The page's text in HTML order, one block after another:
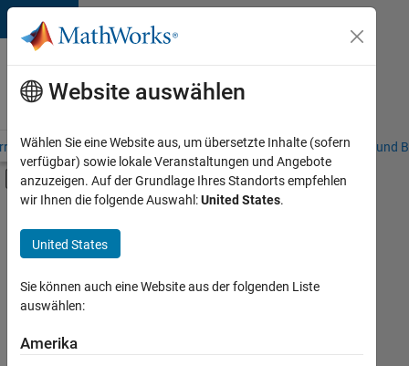
Weiter zum Inhalt
Karriere
bei
MathWorks
– Übersicht Stellensuche Niederlassungen Studierende und
Umschaltung für Off-Canvas-
Hauptinhalt
Programm für Berufseinsteiger (EDG)
Advanced Support
Infrastructure and Architecture
Software Process Engineering
+3
Derzeit
Website auswählen
Wählen Sie eine Website aus, um übersetzte Inhalte (sofern
verfügbar) sowie lokale Veranstaltungen und Angebote
anzuzeigen. Auf der Grundlage Ihres Standorts empfehlen
wir Ihnen die folgende Auswahl:United States.
United States
Sie können auch eine Website aus der folgenden Liste
auswählen:
Amerika